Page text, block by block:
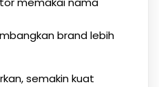
brand lebih
semakin kuat